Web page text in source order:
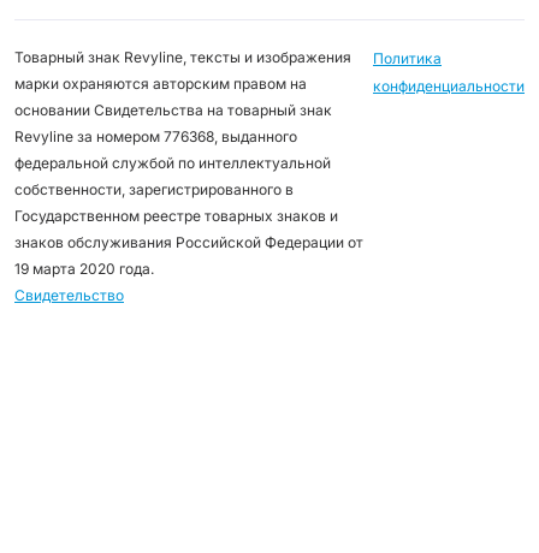
Товарный знак Revyline, тексты и изображения
марки охраняются авторским правом на
основании Свидетельства на товарный знак
Revyline за номером 776368, выданного
федеральной службой по интеллектуальной
собственности, зарегистрированного в
Государственном реестре товарных знаков и
знаков обслуживания Российской Федерации от
19 марта 2020 года.
Свидетельство
Политика
конфиденциальности